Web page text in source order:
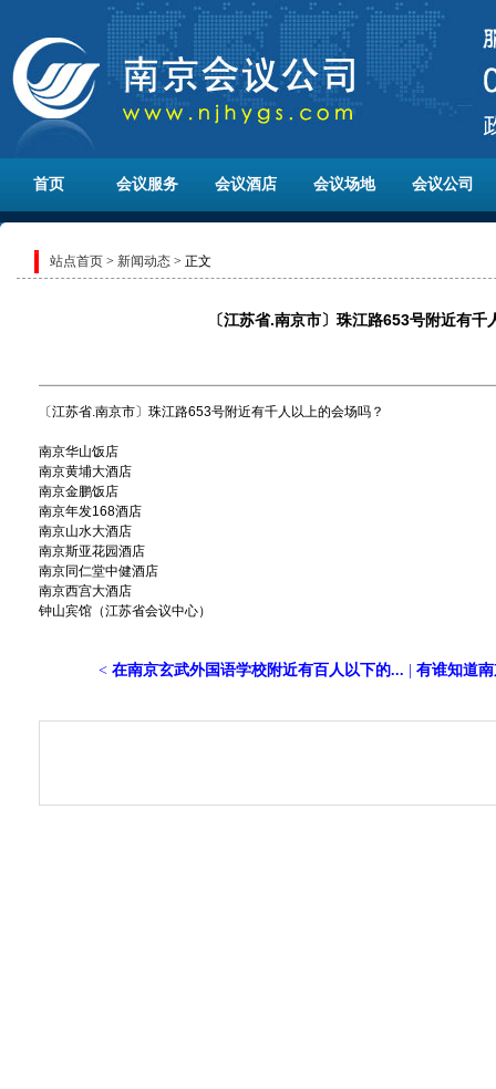
首页 会议服务 会议酒店 会议场地 会议公司
站点首页 > 新闻动态 > 正文
〔江苏省.南京市〕珠江路653号附近有千
〔江苏省.南京市〕珠江路653号附近有千人以上的会场吗？
南京华山饭店
南京黄埔大酒店
南京金鹏饭店
南京年发168酒店
南京山水大酒店
南京斯亚花园酒店
南京同仁堂中健酒店
南京西宫大酒店
钟山宾馆（江苏省会议中心）
< 在南京玄武外国语学校附近有百人以下的... 有谁知道